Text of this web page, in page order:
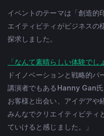
イベントのテーマは「創造的
エイティビティがビジネスの
探求しました。
「なんて素晴らしい体験でし
ドイノベーションと戦略的パ
講演者でもあるHanny Gan
お客様と出会い、アイデアや
みんなでクリエイティビティ
ていけると感じました。」